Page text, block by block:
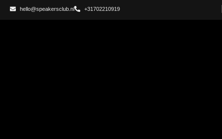
hello@speakersclub.nl +31702210919